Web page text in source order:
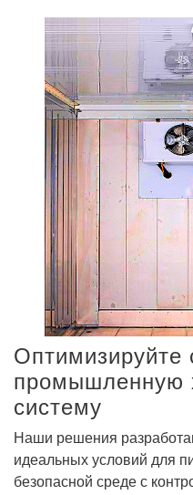
Оптимизируйте
промышленную
систему
Наши решения
идеальных условий для
безопасной среде с